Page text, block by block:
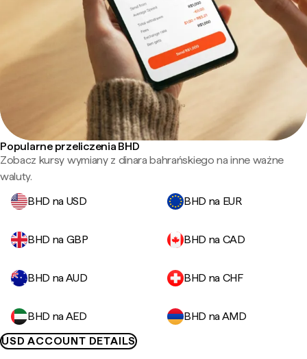
Popularne przeliczenia BHD
Zobacz kursy wymiany z dinara bahrańskiego na inne ważne
waluty.
BHD na USD
BHD na EUR
BHD na GBP BHD na CAD
BHD na AUD BHD na CHF
BHD na AED
BHD na AMD
USD ACCOUNT DETAILS